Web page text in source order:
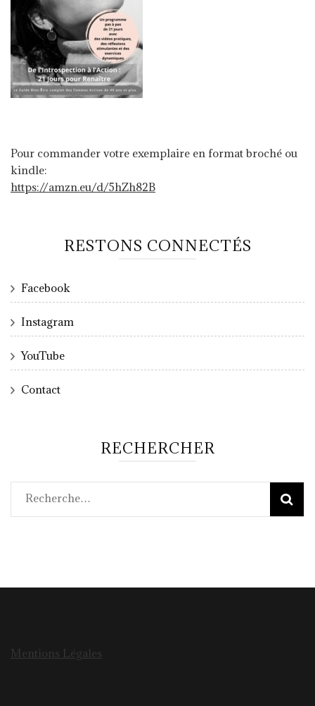
Pour commander votre exemplaire en format broché ou
kindle:
https://amzn.eu/d/5hZh82B
RESTONS CONNECTÉS
Facebook
Instagram
YouTube
Contact
RECHERCHER
Rechercher :
Mentions Légales